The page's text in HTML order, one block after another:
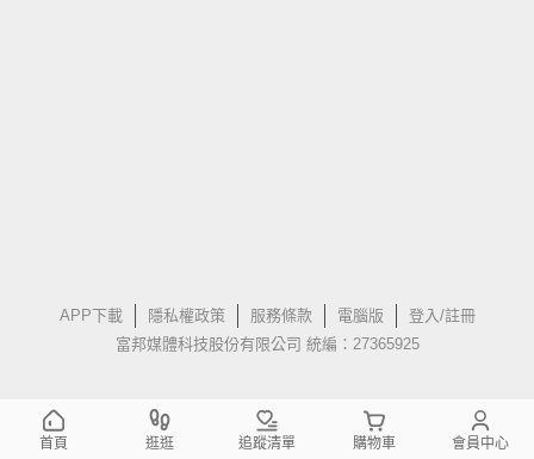
APP下載 隱私權政策 服務條款 電腦版
登入/註冊
富邦媒體科技股份有限公司 統編：27365925
首頁 逛逛 追蹤清單 購物車 會員中心